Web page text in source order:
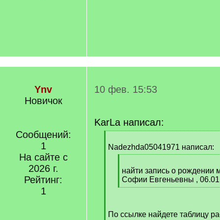
Ynv
Новичок
Сообщений:
1
На сайте с
2026 г.
Рейтинг:
1
10 фев. 15:53
KarLa написал:
q
Nadezhda05041971 написал:
q
]
найти запись о
Софии Евгеньевны ,
[
]
По ссылке найдете таблицу